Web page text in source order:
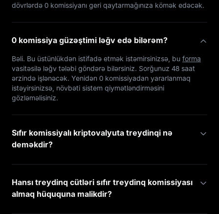
dövrlərdə 0 komissiyanı geri qaytarmağınıza kömək edəcək.
0 komissiya güzəştimi ləğv edə bilərəm?
Bəli. Bu üstünlükdən istifadə etmək istəmirsinizsə, bu forma
vasitəsilə ləğv tələbi göndərə bilərsiniz. Sorğunuz 48 saat
ərzində işlənəcək. Yenidən 0 komissiyadan yararlanmaq
istəyirsinizsə, növbəti sistem qiymətləndirməsini
gözləməlisiniz.
Sıfır komissiyalı kriptovalyuta treydinqi nə
deməkdir?
Hansı treydinq cütləri sıfır treydinq komissiyası
almaq hüququna malikdir?